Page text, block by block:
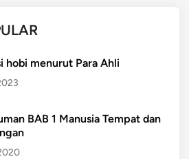
hobi menurut Para Ahli
BAB 1 Manusia Tempat dan